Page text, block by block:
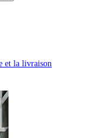
et la livraison